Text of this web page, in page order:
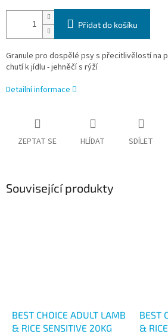
Přidat do košíku
Granule pro dospělé psy s přecitlivělostí na
chutí k jídlu - jehněčí s rýží
Detailní informace
ZEPTAT SE HLÍDAT SDÍLET
Související produkty
BEST CHOICE ADULT LAMB
& RICE SENSITIVE 20KG
BEST
&